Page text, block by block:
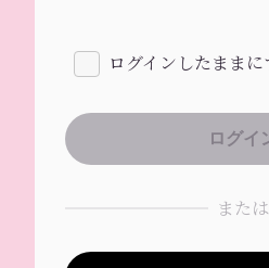
ログインしたままに
または